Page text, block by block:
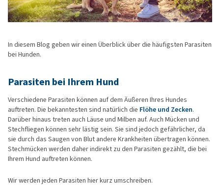
In diesem Blog geben wir einen Überblick über die häufigsten Parasiten
bei Hunden.
Parasiten bei Ihrem Hund
Verschiedene Parasiten können auf dem Äußeren Ihres Hundes
auftreten. Die bekanntesten sind natürlich die Flöhe und Zecken.
Darüber hinaus treten auch Läuse und Milben auf. Auch Mücken und
Stechfliegen können sehr lästig sein. Sie sind jedoch gefährlicher, da
sie durch das Saugen von Blut andere Krankheiten übertragen können.
Stechmücken werden daher indirekt zu den Parasiten gezählt, die bei
Ihrem Hund auftreten können.
Wir werden jeden Parasiten hier kurz umschreiben.